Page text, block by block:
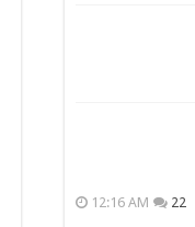
12:16 AM 22